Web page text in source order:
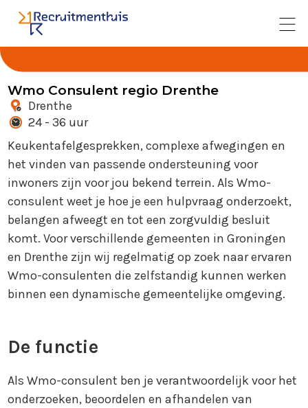
Wmo Consulent regio Drenthe
Drenthe
24 - 36 uur
Keukentafelgesprekken, complexe afwegingen en
het vinden van passende ondersteuning voor
inwoners zijn voor jou bekend terrein. Als Wmo-
consulent weet je hoe je een hulpvraag onderzoekt,
belangen afweegt en tot een zorgvuldig besluit
komt. Voor verschillende gemeenten in Groningen
en Drenthe zijn wij regelmatig op zoek naar ervaren
Wmo-consulenten die zelfstandig kunnen werken
binnen een dynamische gemeentelijke omgeving.
De functie
Als Wmo-consulent ben je verantwoordelijk voor het
onderzoeken, beoordelen en afhandelen van